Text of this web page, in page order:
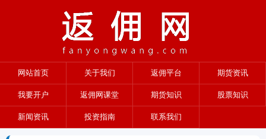
网站首页 关于我们 返佣平台 期货资讯
我要开户 返佣网课堂 期货知识 股票知识
新闻资讯 投资指南 联系我们